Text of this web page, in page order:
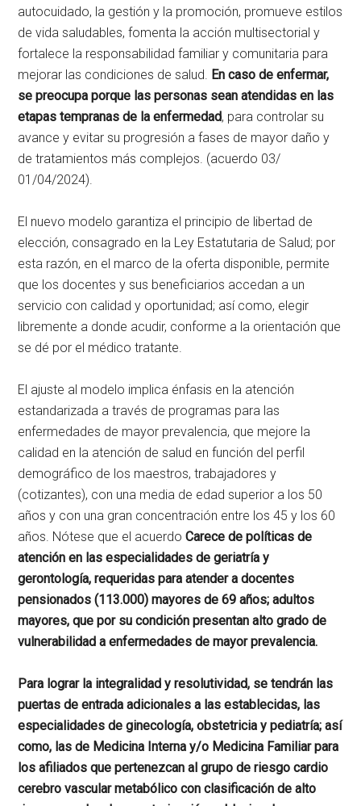
autocuidado, la gestión y la promoción, promueve estilos
de vida saludables, fomenta la acción multisectorial y
fortalece la responsabilidad familiar y comunitaria para
mejorar las condiciones de salud. En caso de enfermar,
se preocupa porque las personas sean atendidas en las
etapas tempranas de la enfermedad, para controlar su
avance y evitar su progresión a fases de mayor daño y
de tratamientos más complejos. (acuerdo 03/
01/04/2024).
El nuevo modelo garantiza el principio de libertad de
elección, consagrado en la Ley Estatutaria de Salud; por
esta razón, en el marco de la oferta disponible, permite
que los docentes y sus beneficiarios accedan a un
servicio con calidad y oportunidad; así como, elegir
libremente a donde acudir, conforme a la orientación que
se dé por el médico tratante.
El ajuste al modelo implica énfasis en la atención
estandarizada a través de programas para las
enfermedades de mayor prevalencia, que mejore la
calidad en la atención de salud en función del perfil
demográfico de los maestros, trabajadores y
(cotizantes), con una media de edad superior a los 50
años y con una gran concentración entre los 45 y los 60
años. Nótese que el acuerdoCarece de políticas de
atención en las especialidades de geriatría y
gerontología, requeridas para atender a docentes
pensionados (113.000) mayores de 69 años; adultos
mayores, que por su condición presentan alto grado de
vulnerabilidad a enfermedades de mayor prevalencia.
Para lograr la integralidad y resolutividad, se tendrán las
puertas de entrada adicionales a las establecidas, las
especialidades de ginecología, obstetricia y pediatría; así
como, las de Medicina Interna y/o Medicina Familiar para
los afiliados que pertenezcan al grupo de riesgo cardio
cerebro vascular metabólico con clasificación de alto